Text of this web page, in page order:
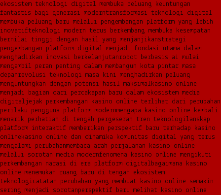
ekosistem teknologi digital membuka peluang keuntungan
fantastis bagi generasi moderntransformasi teknologi digital
membuka peluang baru melalui pengembangan platform yang lebih
inovatifteknologi modern terus berkembang membuka kesempatan
bernilai tinggi dengan hasil yang menjanjikanstrategi
pengembangan platform digital menjadi fondasi utama dalam
menghadirkan inovasi berkelanjutanrobot berbasis ai mulai
mengambil peran penting dalam membangun kota pintar masa
depanrevolusi teknologi masa kini menghadirkan peluang
menguntungkan dengan potensi hasil maksimalkasino online
menjadi bagian dari percakapan baru dalam ekosistem media
digitaljejak perkembangan kasino online terlihat dari perubahan
perilaku pengguna platform modernmengapa kasino online kembali
menarik perhatian di tengah pergeseran tren teknologilanskap
platform interaktif memberikan perspektif baru terhadap kasino
onlinekasino online dan dinamika komunitas digital yang terus
mengalami perubahanmembaca arah perjalanan kasino online
melalui sorotan media modernfenomena kasino online mengikuti
perkembangan narasi di era platform digitalbagaimana kasino
online menemukan ruang baru di tengah ekosistem
teknologicatatan perubahan yang membuat kasino online semakin
sering menjadi sorotanperspektif baru melihat kasino online